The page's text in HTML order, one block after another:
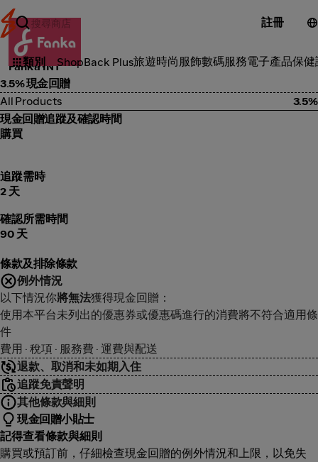
註冊
類別 ShopBack Plus旅遊時尚服飾數碼服務電子產品保健
時尚服飾
Fanka INT
3.5% 現金回贈
All Products
3.5%
現金回贈追蹤及確認時間
購買
追蹤需時
2 天
確認所需時間
90 天
條款及排除條款
例外情況
以下情況你將無法獲得現金回贈：
使用本平台未列出的優惠券或優惠碼進行的消費將不符合適用條
件
費用 · 稅項 · 服務費 · 運費與配送
退款、取消和未如期入住
追蹤免責聲明
其他條款與細則
現金回贈小貼士
記得查看條款與細則
購買或預訂前，仔細檢查現金回贈的例外情況和上限，以免失